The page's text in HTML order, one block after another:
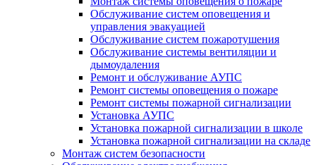
Обслуживание систем оповещения и
управления эвакуацией
Обслуживание систем пожаротушения
Обслуживание системы вентиляции и
дымоудаления
Ремонт и обслуживание АУПС
Ремонт системы оповещения о пожаре
Ремонт системы пожарной сигнализации
Установка АУПС
Установка пожарной сигнализации в школе
Установка пожарной сигнализации на складе
Монтаж систем безопасности